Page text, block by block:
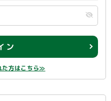
ン
た方はこちら≫